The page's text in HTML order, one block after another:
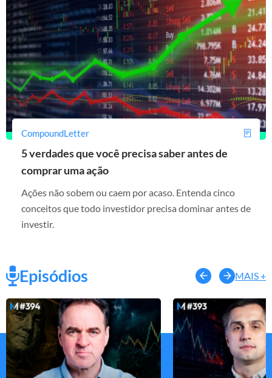
CompoundLetter
5 verdades que você precisa saber antes de
comprar uma ação
Ações não sobem ou caem por acaso. Entenda cinco
conceitos que todo investidor precisa dominar antes de
investir.
Episódios MAIS +